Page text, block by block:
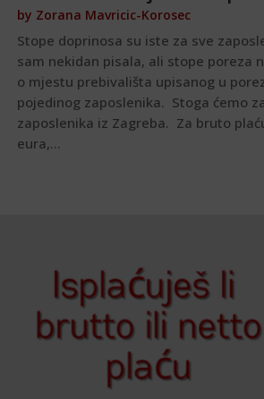
by Zorana Mavricic-Korosec
Stope doprinosa su iste za sve
sam nekidan pisala, ali stope poreza
o mjestu prebivališta upisanog u
pojedinog zaposlenika. Stoga ćemo
zaposlenika iz Zagreba. Za bruto
eura,...